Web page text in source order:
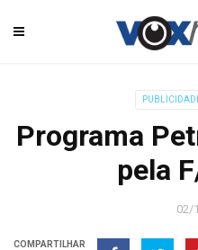
Programa
pela
02/
COMPARTILHAR